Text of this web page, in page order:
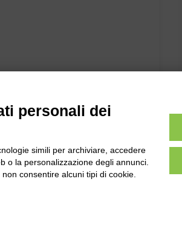
personali dei
simili per archiviare, accedere
o la personalizzazione degli annunci.
consentire alcuni tipi di cookie.